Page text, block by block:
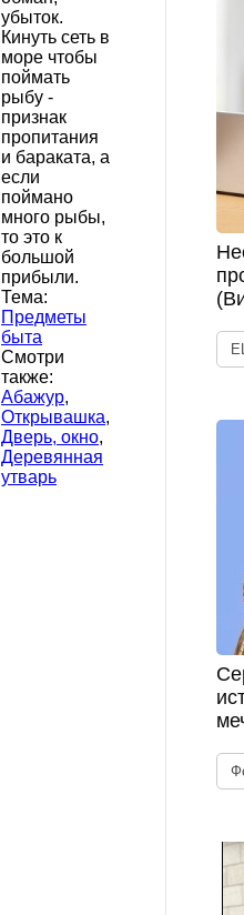
убыток.
Кинуть сеть в
море чтобы
поймать
рыбу -
признак
пропитания
и бараката, а
если
поймано
много рыбы,
то это к
большой
прибыли.
Тема:
Предметы
быта
Смотри
также:
Абажур,
Открывашка,
Дверь, окно,
Деревянная
утварь